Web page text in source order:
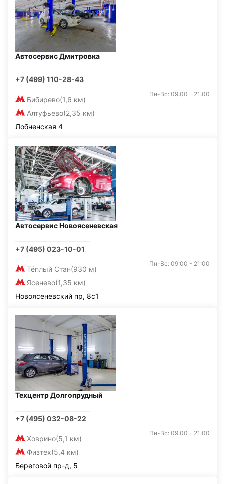
Автосервис Дмитровка
+7 (499) 110-28-43
Бибирево(1,6 км)
Алтуфьево(2,35 км)
Пн-Вс: 09:00 - 21:00
Лобненская 4
Автосервис Новоясеневская
+7 (495) 023-10-01
Тёплый Стан(930 м)
Ясенево(1,35 км)
Пн-Вс: 09:00 - 21:00
Новоясеневский пр, 8с1
Техцентр Долгопрудный
+7 (495) 032-08-22
Ховрино(5,1 км)
Физтех(5,4 км)
Пн-Вс: 09:00 - 21:00
Береговой пр-д, 5